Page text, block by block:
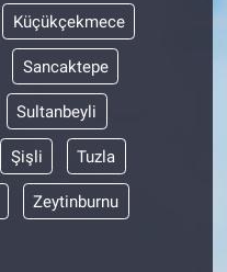
Küçükçekmece
Sancaktepe
Sultanbeyli
Şişli Tuzla
Zeytinburnu